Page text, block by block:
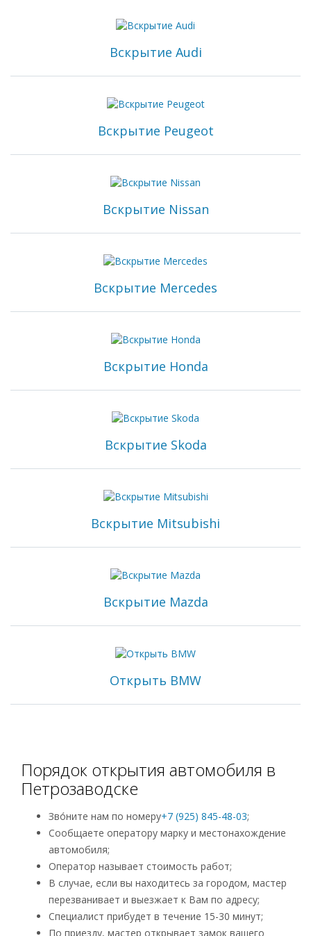
Вскрытие Audi
Вскрытие Peugeot
Вскрытие Nissan
Вскрытие Mercedes
Вскрытие Honda
Вскрытие Skoda
Вскрытие Mitsubishi
Вскрытие Mazda
Открыть BMW
Порядок открытия автомобиля в
Петрозаводске
Зво́ните нам по номеру+7 (925) 845-48-03;
Сообщаете оператору марку и местонахождение
автомобиля;
Оператор называет стоимость работ;
В случае, если вы находитесь за городом, мастер
перезванивает и выезжает к Вам по адресу;
Специалист прибудет в течение 15-30 минут;
По приезду, мастер открывает замок вашего